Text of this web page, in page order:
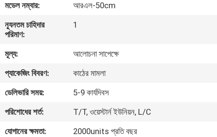
আমাদের
সম্পর্কে
কারখানা
ভ্রমণ
মান
নিয়ন্ত্রণ
মডেল নম্বার:
আরএল-50cm
ন্যূনতম চাহিদার
পরিমাণ:
1
মূল্য:
আলোচনা সাপেক্ষে
প্যাকেজিং বিবরণ:
কাঠের মামলা
ডেলিভারি সময়:
5-9 কার্যদিবস
পরিশোধের শর্ত:
T/T, ওয়েস্টার্ন ইউনিয়ন, L/C
যোগানের ক্ষমতা:
2000units প্রতি বছর